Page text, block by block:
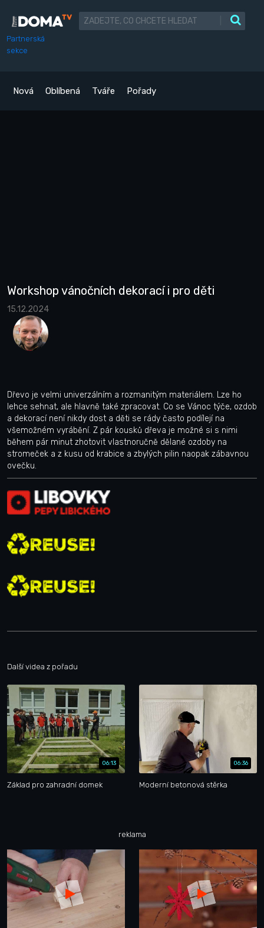
Partnerská
sekce
Nová Oblíbená Tváře Pořady
Workshop vánočních dekorací i pro děti
15.12.2024
Dřevo je velmi univerzálním a rozmanitým materiálem. Lze ho
lehce sehnat, ale hlavně také zpracovat. Co se Vánoc týče, ozdob
a dekorací není nikdy dost a děti se rády často podílejí na
všemožném vyrábění. Z pár kousků dřeva je možné si s nimi
během pár minut zhotovit vlastnoručně dělané ozdoby na
stromeček a z kusu od krabice a zbylých pilin naopak zábavnou
ovečku.
Další videa z pořadu
06:13
Základ pro zahradní domek
06:36
Moderní betonová stěrka
reklama